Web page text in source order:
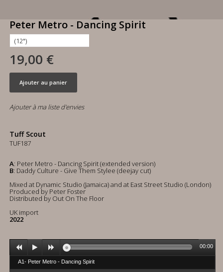
Peter Metro - Dancing Spirit
19,00 €
Ajouter au panier
Ajouter à ma liste d'envies
Tuff Scout
TUF187
A: Peter Metro - Dancing Spirit (extended version)
B: Daddy Culture - Give Them Stylee (deejay cut)
Mixed at Dynamic Studio (Jamaica) and at East Street Studio (London)
Produced by Peter Foster
Distributed by Out On The Floor
UK import
2022
A1- Peter Metro - Dancing Spirit
00:00